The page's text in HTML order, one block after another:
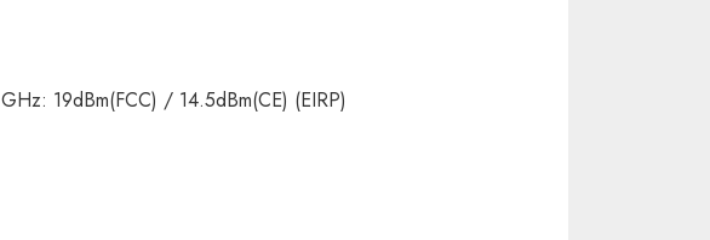
19dBm(FCC) / 14.5dBm(CE) (EIRP)